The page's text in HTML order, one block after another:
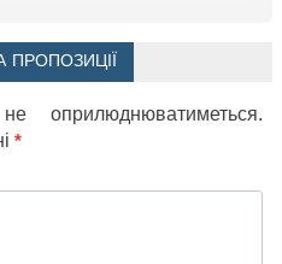
ПРОПОЗИЦІЇ
оприлюднюватиметься.
*